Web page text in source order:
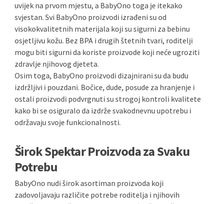
uvijek na prvom mjestu, a BabyOno toga je itekako
svjestan. Svi BabyOno proizvodi izrađeni su od
visokokvalitetnih materijala koji su sigurni za bebinu
osjetljivu kožu. Bez BPA i drugih štetnih tvari, roditelji
mogu biti sigurni da koriste proizvode koji neće ugroziti
zdravlje njihovog djeteta.
Osim toga, BabyOno proizvodi dizajnirani su da budu
izdržljivi i pouzdani. Bočice, dude, posude za hranjenje i
ostali proizvodi podvrgnuti su strogoj kontroli kvalitete
kako bi se osiguralo da izdrže svakodnevnu upotrebu i
održavaju svoje funkcionalnosti.
Širok Spektar Proizvoda za Svaku
Potrebu
BabyOno nudi širok asortiman proizvoda koji
zadovoljavaju različite potrebe roditelja i njihovih